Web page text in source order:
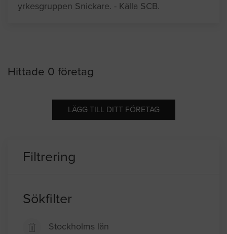
yrkesgruppen Snickare. - Källa SCB.
Hittade 0 företag
LÄGG TILL DITT FÖRETAG
Filtrering
Sökfilter
Stockholms län